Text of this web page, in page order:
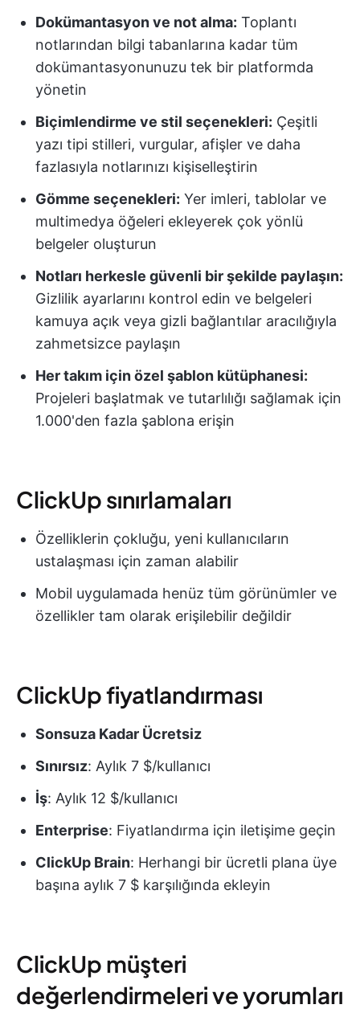
Dokümantasyon ve not alma: Toplantı
notlarından bilgi tabanlarına kadar tüm
dokümantasyonunuzu tek bir platformda
yönetin
Biçimlendirme ve stil seçenekleri: Çeşitli
yazı tipi stilleri, vurgular, afişler ve daha
fazlasıyla notlarınızı kişiselleştirin
Gömme seçenekleri: Yer imleri, tablolar ve
multimedya öğeleri ekleyerek çok yönlü
belgeler oluşturun
Notları herkesle güvenli bir şekilde paylaşın:
Gizlilik ayarlarını kontrol edin ve belgeleri
kamuya açık veya gizli bağlantılar aracılığıyla
zahmetsizce paylaşın
Her takım için özel şablon kütüphanesi:
Projeleri başlatmak ve tutarlılığı sağlamak için
1.000'den fazla şablona erişin
ClickUp sınırlamaları
Özelliklerin çokluğu, yeni kullanıcıların
ustalaşması için zaman alabilir
Mobil uygulamada henüz tüm görünümler ve
özellikler tam olarak erişilebilir değildir
ClickUp fiyatlandırması
Sonsuza Kadar Ücretsiz
Sınırsız: Aylık 7 $/kullanıcı
İş: Aylık 12 $/kullanıcı
Enterprise: Fiyatlandırma için iletişime geçin
ClickUp Brain: Herhangi bir ücretli plana üye
başına aylık 7 $ karşılığında ekleyin
ClickUp müşteri
değerlendirmeleri ve yorumları